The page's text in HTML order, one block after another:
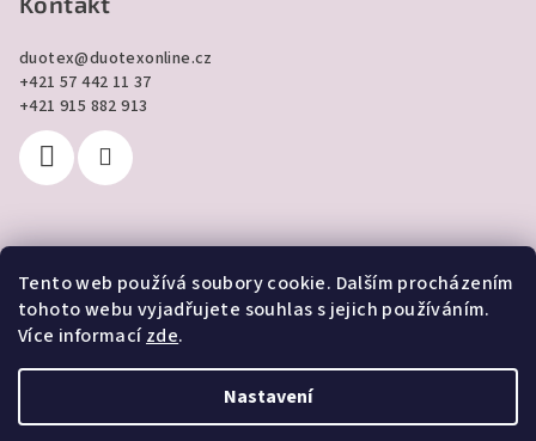
Tento web používá soubory cookie. Dalším procházením
tohoto webu vyjadřujete souhlas s jejich používáním.
Více informacízde.
Nastavení
duotex@duotexonline.cz
+421 57 442 11 37
+421 915 882 913
Přijímáme online platby